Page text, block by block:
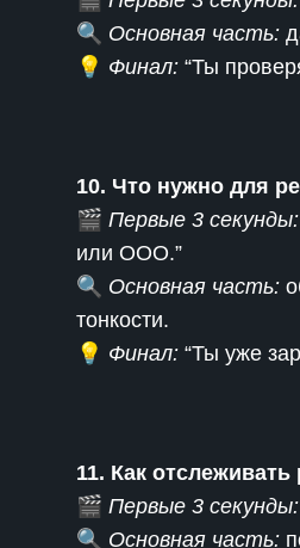
🔍 Основная часть:
💡 Финал: “Ты
10. Что нужно для
🎬 Первые 3 секунды:
или ООО.”
🔍 Основная часть:
тонкости.
💡 Финал: “Ты уже
11. Как
🎬 Первые 3 секунды:
🔍 Основная часть: